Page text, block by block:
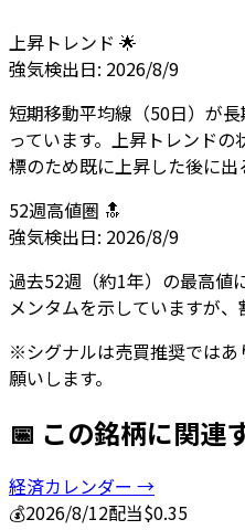
上昇トレンド 🌟
強気検出日: 2026/8/9
短期移動平均線（50日）が
っています。上昇トレンド
標のため既に上昇した後に出
52週高値圏 🔝
強気検出日: 2026/8/9
過去52週（約1年）の最高値
メンタムを示していますが、
※シグナルは売買推奨では
願いします。
📅 この銘柄に関連
経済カレンダー →
💰2026/8/12配当$0.35